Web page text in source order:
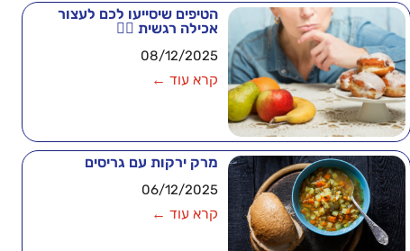
הטיפים שיסייעו לכם לעצור
אכילה רגשית 🧘‍♂️
08/12/2025
קרא עוד ←
מרק ירקות עם גריסים
06/12/2025
קרא עוד ←